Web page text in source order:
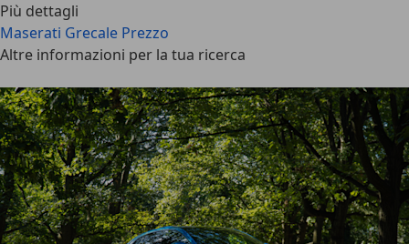
Più dettagli
Maserati Grecale Prezzo
Altre informazioni per la tua ricerca